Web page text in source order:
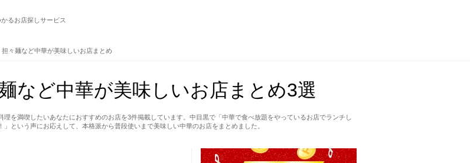
るお店探しサービス
々麺など中華が美味しいお店まとめ
など中華が美味しいお店まとめ3選
を満喫したいあなたにおすすめのお店を3件掲載しています。中目黒で「中華で食べ放題をやっているお店でランチし
という声にお応えして、本格派から普段使いまで美味しい中華のお店をまとめました。